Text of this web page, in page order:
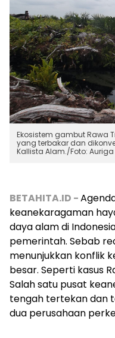
Ekosistem gambut Rawa
yang terbakar dan
Kallista Alam./Foto:
BETAHITA.ID -
keanekaragaman
daya alam di
pemerintah. Sebab
menunjukkan konflik
besar. Seperti kasus
Salah satu pusat
tengah tertekan dan
dua perusahaan